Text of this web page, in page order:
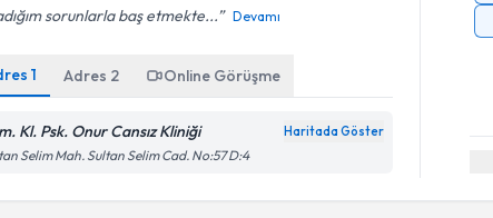
sorunlarla baş etmekte...
Devamı
1 Adres 2 Online Görüşme
Kl. Psk. Onur Cansız Kliniği Haritada Göster
Selim Mah. Sultan Selim Cad. No:57 D:4